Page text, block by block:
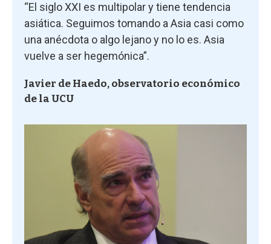
“El siglo XXI es multipolar y tiene tendencia
asiática. Seguimos tomando a Asia casi como
una anécdota o algo lejano y no lo es. Asia
vuelve a ser hegemónica”.
Javier de Haedo, observatorio económico
de la UCU